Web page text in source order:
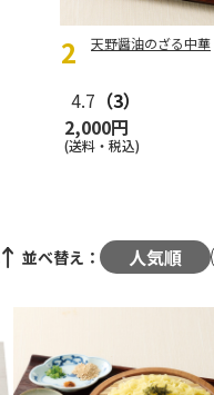
天野醤油のざる中華
4.7 （3）
2,000円
(送料・税込)
並べ替え： 人気順